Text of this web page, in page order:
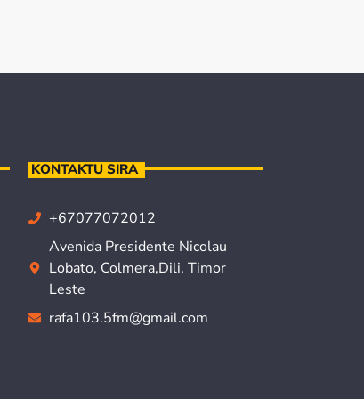
KONTAKTU SIRA
+67077072012
Avenida Presidente Nicolau
Lobato, Colmera,Dili, Timor
Leste
rafa103.5fm@gmail.com